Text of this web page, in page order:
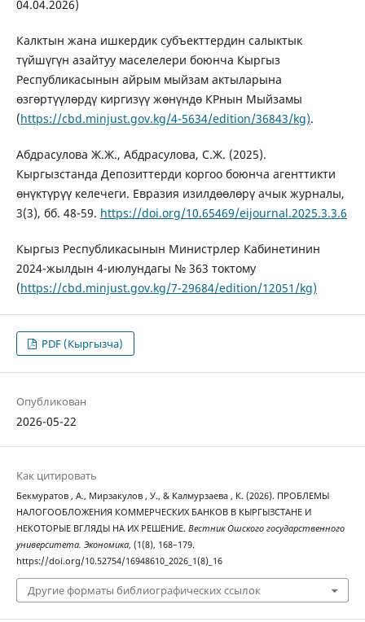
04.04.2026)
Калктын жана ишкердик субъекттердин салыктык
түйшүгүн азайтуу маселелери боюнча Кыргыз
Республикасынын айрым мыйзам актыларына
өзгөртүүлөрдү киргизүү жөнүндө КРнын Мыйзамы
(https://cbd.minjust.gov.kg/4-5634/edition/36843/kg).
Абдрасулова Ж.Ж., Абдрасулова, С.Ж. (2025).
Кыргызстанда Депозиттерди коргоо боюнча агенттикти
өнүктүрүү келечеги. Евразия изилдөөлөрү ачык журналы,
3(3), бб. 48-59. https://doi.org/10.65469/eijournal.2025.3.3.6
Кыргыз Республикасынын Министрлер Кабинетинин
2024-жылдын 4-июлундагы № 363 токтому
(https://cbd.minjust.gov.kg/7-29684/edition/12051/kg)
PDF (Кыргызча)
Опубликован
2026-05-22
Как цитировать
Бекмуратов , А., Мирзакулов , У., & Калмурзаева , К. (2026). ПРОБЛЕМЫ
НАЛОГООБЛОЖЕНИЯ КОММЕРЧЕСКИХ БАНКОВ В КЫРГЫЗСТАНЕ И
НЕКОТОРЫЕ ВГЛЯДЫ НА ИХ РЕШЕНИЕ. Вестник Ошского государственного
университета. Экономика, (1(8), 168–179.
https://doi.org/10.52754/16948610_2026_1(8)_16
Другие форматы библиографических ссылок